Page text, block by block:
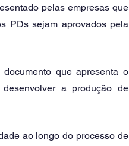
pelas empresas que
PDs sejam aprovados pela
que apresenta o
a produção de
ao longo do processo de